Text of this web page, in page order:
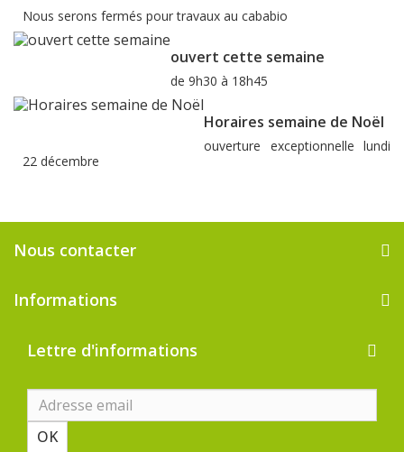
Nous serons fermés pour travaux au cababio
ouvert cette semaine
de 9h30 à 18h45
Horaires semaine de Noël
ouverture exceptionnelle lundi
22 décembre
Nous contacter
Informations
Lettre d'informations
OK